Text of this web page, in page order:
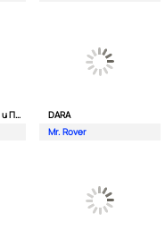
DJ Dian Solo| Криско и Панайот Панайотов
DARA
Mr. Rover